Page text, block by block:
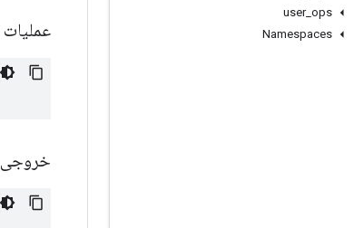
user_ ops
Namespaces
عملیات
خروجی